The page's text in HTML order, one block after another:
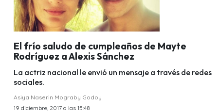
El frío saludo de cumpleaños de Mayte
Rodríguez a Alexis Sánchez
La actriz nacional le envió un mensaje a través de redes
sociales.
Asiya Naserin Mograby Godoy
19 diciembre, 2017 a las 15:48